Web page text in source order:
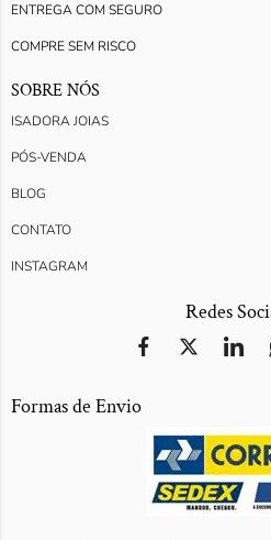
ENTREGA COM SEGURO
COMPRE SEM RISCO
SOBRE NÓS
ISADORA JOIAS
PÓS-VENDA
BLOG
CONTATO
INSTAGRAM
Redes
Formas de Envio